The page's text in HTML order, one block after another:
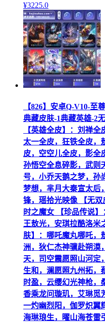
¥3225.0
【826】安卓Q-V10-至
典藏皮肤-1典藏英雄-2
【英雄全皮】：刘禅
太一全皮，狂铁全皮，
皮，空空儿全皮，影全
孙悟空全息碎影，武则
号，小乔天鹅之梦，孙
梦想，芈月大秦宣太后
锋，瑶拾光映像 【无
时之魔女 【珍品传说
王敖光，安琪拉酷洛米
肤】：哪吒魔丸哪吒，
洲，狄仁杰神骥赴朔漠
天，司空震愿照山河定
生和，澜愿照九州拓，
时盈，云缨幻光神枪，
香乘龙问璇玑，艾琳觅
一灼幽烈阳，伽罗炽翼
海琳琅生，曜山海苍雷